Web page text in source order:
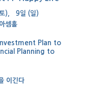
), 9일 (일)
셈홀
Plan to
Planning to
이긴다